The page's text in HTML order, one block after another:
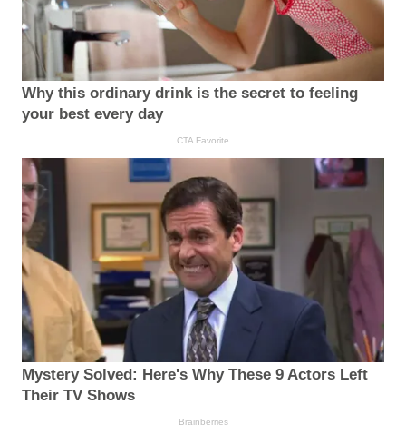
Why this ordinary drink is the secret to feeling
your best every day
CTA Favorite
Mystery Solved: Here's Why These 9 Actors Left
Their TV Shows
Brainberries